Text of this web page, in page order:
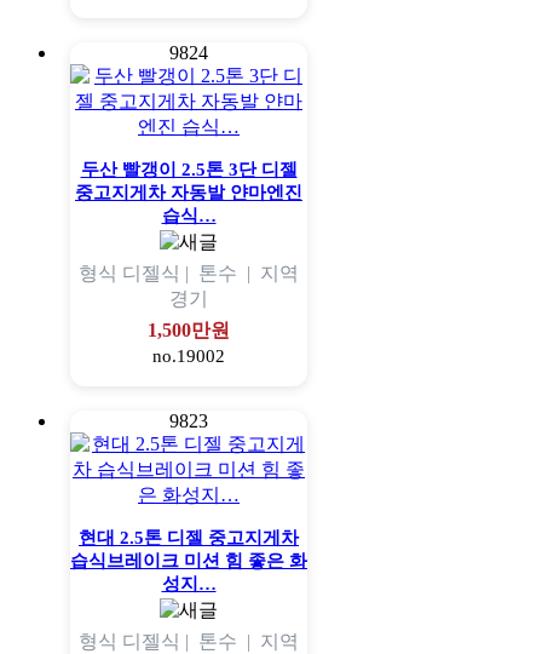
9824
두산 빨갱이 2.5톤 3단 디젤
중고지게차 자동발 얀마엔진
습식…
형식 디젤식 | 톤수 | 지역
경기
1,500만원
no.19002
9823
현대 2.5톤 디젤 중고지게차
습식브레이크 미션 힘 좋은 화
성지…
형식 디젤식 | 톤수 | 지역